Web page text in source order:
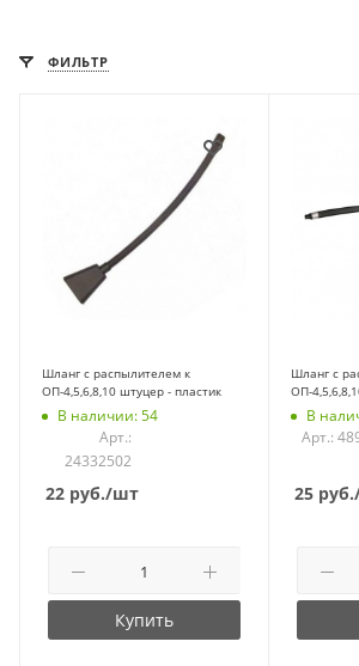
ФИЛЬТР
Шланг с распылителем к
ОП-4,5,6,8,10 штуцер - пластик
В наличии: 54
Арт.:
24332502
22 руб./шт
Купить
Шланг с
ОП-
В
Арт.:
25руб.